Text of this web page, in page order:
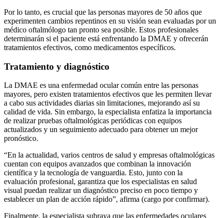
Por lo tanto, es crucial que las personas mayores de 50 años que
experimenten cambios repentinos en su visión sean evaluadas por un
médico oftalmólogo tan pronto sea posible. Estos profesionales
determinarán si el paciente está enfrentando la DMAE y ofrecerán
tratamientos efectivos, como medicamentos específicos.
Tratamiento y diagnóstico
La DMAE es una enfermedad ocular común entre las personas
mayores, pero existen tratamientos efectivos que les permiten llevar
a cabo sus actividades diarias sin limitaciones, mejorando así su
calidad de vida. Sin embargo, la especialista enfatiza la importancia
de realizar pruebas oftalmológicas periódicas con equipos
actualizados y un seguimiento adecuado para obtener un mejor
pronóstico.
“En la actualidad, varios centros de salud y empresas oftalmológicas
cuentan con equipos avanzados que combinan la innovación
científica y la tecnología de vanguardia. Esto, junto con la
evaluación profesional, garantiza que los especialistas en salud
visual puedan realizar un diagnóstico preciso en poco tiempo y
establecer un plan de acción rápido”, afirma (cargo por confirmar).
Finalmente, la especialista subraya que las enfermedades oculares